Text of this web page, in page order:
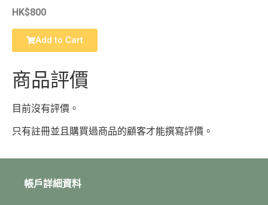
HK$800
Add to Cart
商品評價
目前沒有評價。
只有註冊並且購買過商品的顧客才能撰寫評價。
帳戶詳細資料